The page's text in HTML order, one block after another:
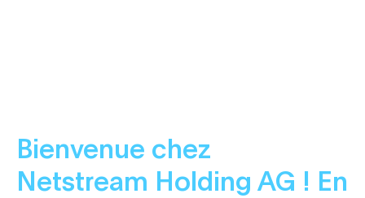
Bienvenue chez
Netstream Holding AG ! En